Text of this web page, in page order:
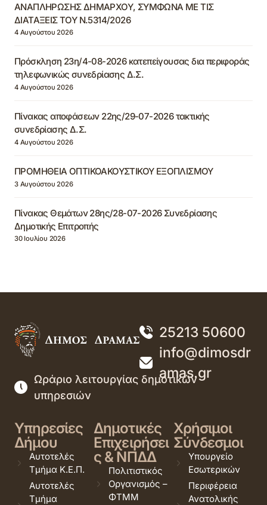
ΑΝΑΠΛΗΡΩΣΗΣ ΔΗΜΑΡΧΟΥ, ΣΥΜΦΩΝΑ ΜΕ ΤΙΣ
ΔΙΑΤΑΞΕΙΣ ΤΟΥ Ν.5314/2026
4 Αυγούστου 2026
Πρόσκληση 23η/4-08-2026 κατεπείγουσας δια περιφοράς
τηλεφωνικώς συνεδρίασης Δ.Σ.
4 Αυγούστου 2026
Πίνακας αποφάσεων 22ης/29-07-2026 τακτικής
συνεδρίασης Δ.Σ.
4 Αυγούστου 2026
ΠΡΟΜΗΘΕΙΑ ΟΠΤΙΚΟΑΚΟΥΣΤΙΚΟΥ ΕΞΟΠΛΙΣΜΟΥ
3 Αυγούστου 2026
Πίνακας Θεμάτων 28ης/28-07-2026 Συνεδρίασης
Δημοτικής Επιτροπής
30 Ιουλίου 2026
25213 50600
info@dimosdr
amas.gr
Ωράριο λειτουργίας δημοτικών
υπηρεσιών
Υπηρεσίες
Δήμου
Αυτοτελές
Τμήμα Κ.Ε.Π.
Αυτοτελές
Τμήμα
Δημοτικές
Επιχειρήσει
ς & ΝΠΔΔ
Πολιτιστικός
Οργανισμός –
ΦΤΜΜ
Χρήσιμοι
Σύνδεσμοι
Υπουργείο
Εσωτερικών
Περιφέρεια
Ανατολικής